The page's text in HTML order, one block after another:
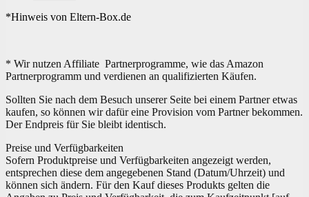
*Hinweis von Eltern-Box.de
* Wir nutzen Affiliate Partnerprogramme, wie das Amazon
Partnerprogramm und verdienen an qualifizierten Käufen.
Sollten Sie nach dem Besuch unserer Seite bei einem Partner etwas
kaufen, so können wir dafür eine Provision vom Partner bekommen.
Der Endpreis für Sie bleibt identisch.
Preise und Verfügbarkeiten
Sofern Produktpreise und Verfügbarkeiten angezeigt werden,
entsprechen diese dem angegebenen Stand (Datum/Uhrzeit) und
können sich ändern. Für den Kauf dieses Produkts gelten die